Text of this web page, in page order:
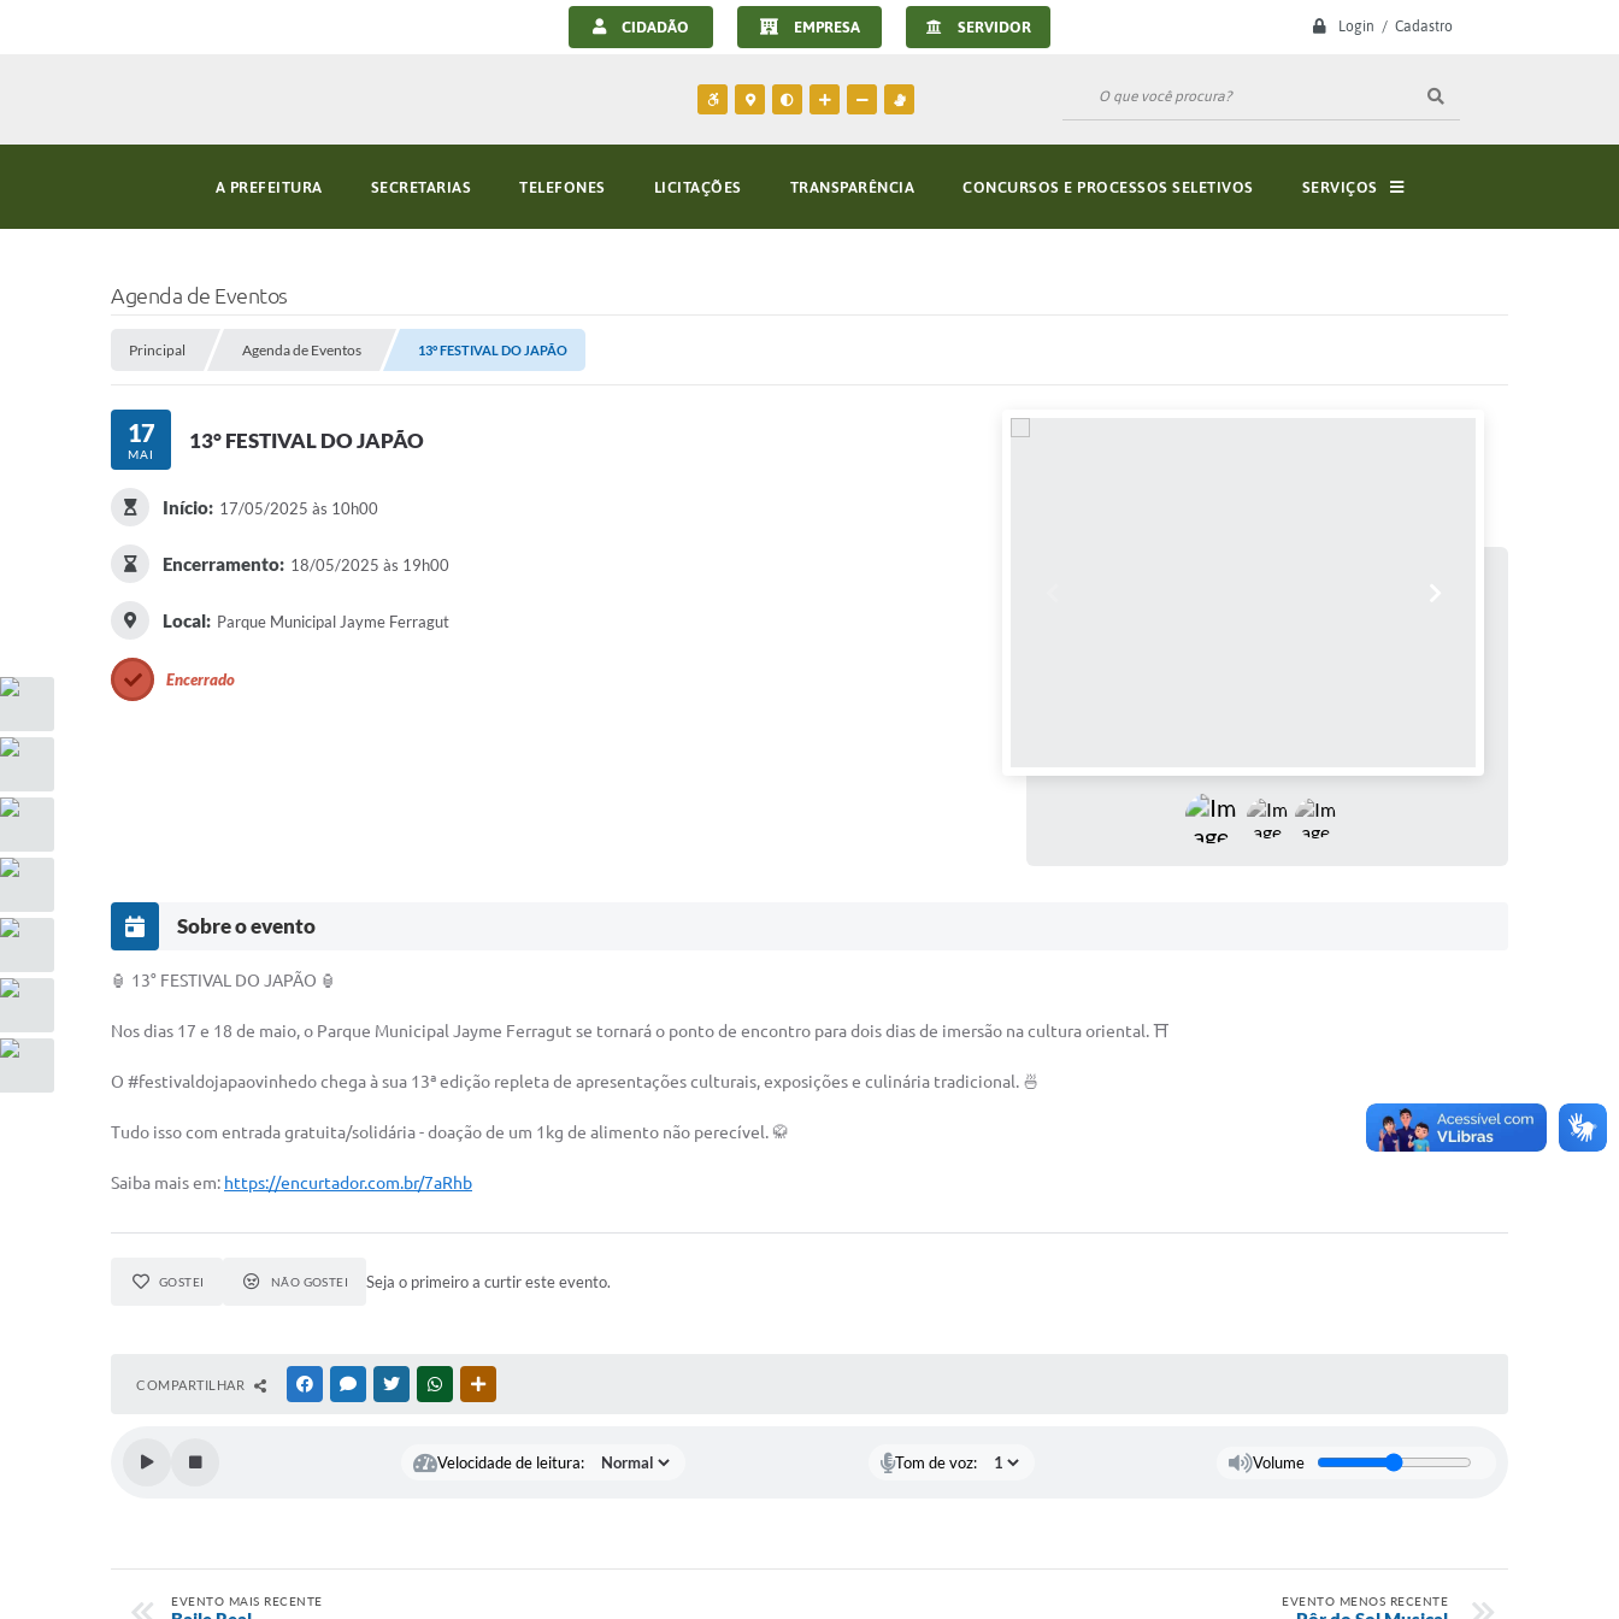
Login / Cadastro
CIDADÃO EMPRESA SERVIDOR
A PREFEITURA SECRETARIAS TELEFONES LICITAÇÕES TRANSPARÊNCIA CONCURSOS E PROCESSOS SELETIVOS SERVIÇOS
Agenda de Eventos
Principal Agenda de Eventos 13° FESTIVAL DO JAPÃO
17
MAI
13° FESTIVAL DO JAPÃO
Início: 17/05/2025 às 10h00
Encerramento: 18/05/2025 às 19h00
Local: Parque Municipal Jayme Ferragut
Encerrado
Sobre o evento
🏮 13° FESTIVAL DO JAPÃO 🏮
Nos dias 17 e 18 de maio, o Parque Municipal Jayme Ferragut se tornará o ponto de encontro para dois dias de imersão na cultura oriental. ⛩️
O #festivaldojapaovinhedo chega à sua 13ª edição repleta de apresentações culturais, exposições e culinária tradicional. 🍜
Tudo isso com entrada gratuita/solidária - doação de um 1kg de alimento não perecível. 🥋
Saiba mais em: https://encurtador.com.br/7aRhb
GOSTEI NÃO GOSTEI Seja o primeiro a curtir este evento.
COMPARTILHAR FACEBOOKMESSENGER
TWITTERWHATSAPP
Velocidade de leitura: Tom de voz: Volume
EVENTO MAIS RECENTE EVENTO MENOS RECENTE